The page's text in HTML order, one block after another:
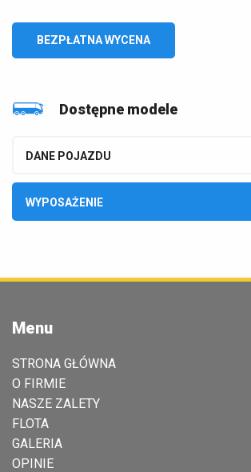
BEZPŁATNA WYCENA
Dostępne modele
DANE POJAZDU
WYPOSAŻENIE
Menu
STRONA GŁÓWNA
O FIRMIE
NASZE ZALETY
FLOTA
GALERIA
OPINIE